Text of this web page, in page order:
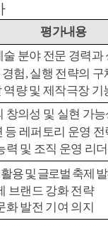
평가내용
분야 전문 경력과
험, 실행 전략의 구
량 및 제작극장 기
창의성 및 실현 가
등 레퍼토리 운영 전
력 및 조직 운영 리
용 및 글로벌 축제
브랜드 강화 전략
화 발전 기여 의지